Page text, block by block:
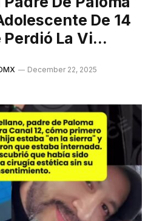
De 14
Perdió La Vi…
December 22, 2025